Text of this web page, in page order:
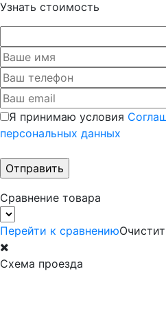
Узнать стоимость
Я принимаю условия
персональных данных
Сравнение товара
Перейти к сравнению
Схема проезда